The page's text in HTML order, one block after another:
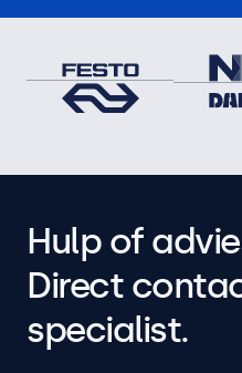
Hulp of
Direct
specialist.